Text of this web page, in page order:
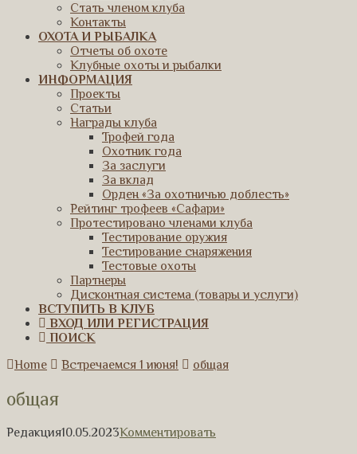
Стать членом клуба
Контакты
ОХОТА И РЫБАЛКА
Отчеты об охоте
Клубные охоты и рыбалки
ИНФОРМАЦИЯ
Проекты
Статьи
Награды клуба
Трофей года
Охотник года
За заслуги
За вклад
Орден «За охотничью доблесть»
Рейтинг трофеев «Сафари»
Протестировано членами клуба
Тестирование оружия
Тестирование снаряжения
Тестовые охоты
Партнеры
Дисконтная система (товары и услуги)
ВСТУПИТЬ В КЛУБ
ВХОД ИЛИ РЕГИСТРАЦИЯ
ПОИСК
Home
Встречаемся 1 июня! общая
общая
Редакция10.05.2023Комментировать